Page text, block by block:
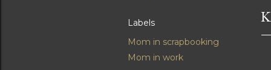
Labels
Mom in scrapbooking
Mom in work